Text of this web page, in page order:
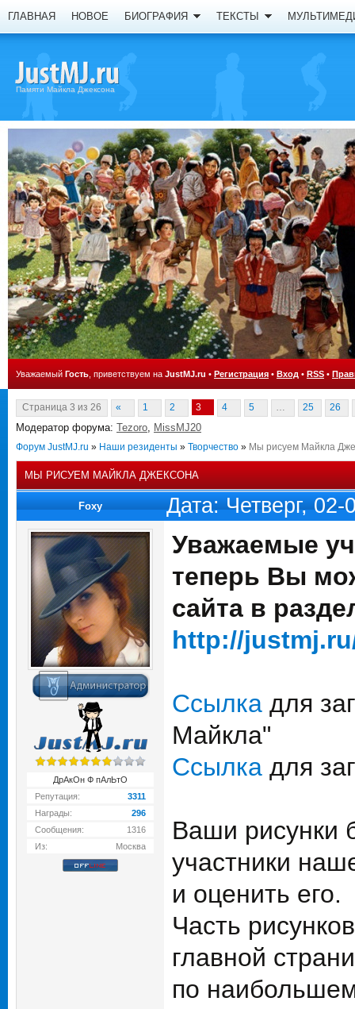
ГЛАВНАЯ НОВОЕ БИОГРАФИЯ ТЕКСТЫ
Памяти Майкла Джексона
Уважаемый Гость , приветствуем на JustMJ.ru • Регистрация • Вход • RSS •
Страница 3 из 26 « 1 2 3 4 5 … 25 26
Модератор форума: Tezoro, MissMJ20
Форум JustMJ.ru » Наши резиденты » Творчество » Мы рисуем Майкла
МЫ РИСУЕМ МАЙКЛА ДЖЕКСОНА
Foxy Дата: Четверг,
ДрАкОн Ф пАлЬтО
Репутация:
3311
Награды:
296
Сообщения:
1316
Из:
Москва
Уважаемые
теперь Вы
сайта в
http://
Ссылка для
Майкла"
Ссылка для
Ваши рисунки
участники
и оценить его.
Часть
главной
по